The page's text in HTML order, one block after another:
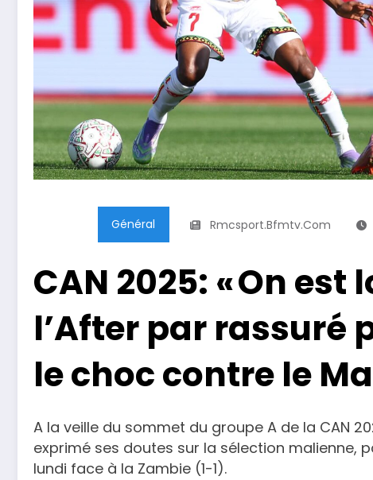
Général Rmcsport.bfmtv.com
CAN 2025: « On est
l’After par rassuré
le choc contre le
A la veille du sommet du groupe A de la CAN
exprimé ses doutes sur la sélection malienne,
lundi face à la Zambie (1-1).